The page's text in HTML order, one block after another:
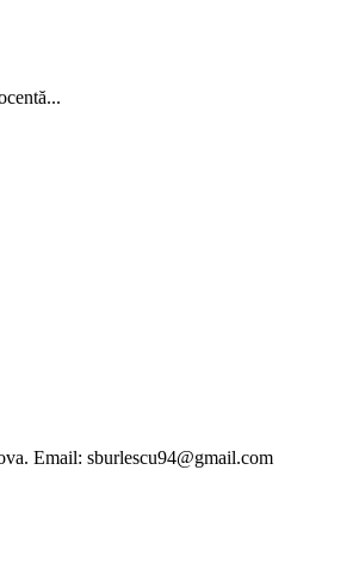
Email: sburlescu94@gmail.com